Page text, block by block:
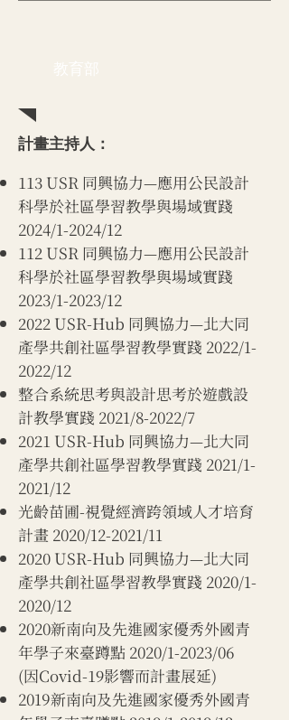
計畫主持人：
113 USR 同興協力—應用公民設計
科學於社區學習教學與場域實踐
2024/1-2024/12
112 USR 同興協力—應用公民設計
科學於社區學習教學與場域實踐
2023/1-2023/12
2022 USR-Hub 同興協力—北大同
產學共創社區學習教學實踐 2022/1-
2022/12
整合系統思考與設計思考於遊戲設
計教學實踐 2021/8-2022/7
2021 USR-Hub 同興協力—北大同
產學共創社區學習教學實踐 2021/1-
2021/12
​光齡苗圃-視覺經濟跨領域人才培育
計畫 2020/12-2021/11
2020 USR-Hub 同興協力—北大同
產學共創社區學習教學實踐 2020/1-
2020/12
2020新南向及先進國家優秀外國青
年學子來臺蹲點 2020/1-2023/06
(因Covid-19影響而計畫展延)
2019新南向及先進國家優秀外國青